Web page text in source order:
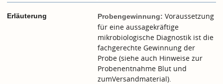
Erläuterung Probengewinnung: Voraussetzung
für eine aussagekräftige
mikrobiologische Diagnostik ist die
fachgerechte Gewinnung der
Probe (siehe auch Hinweise zur
Probenentnahme Blut und
zumVersandmaterial).